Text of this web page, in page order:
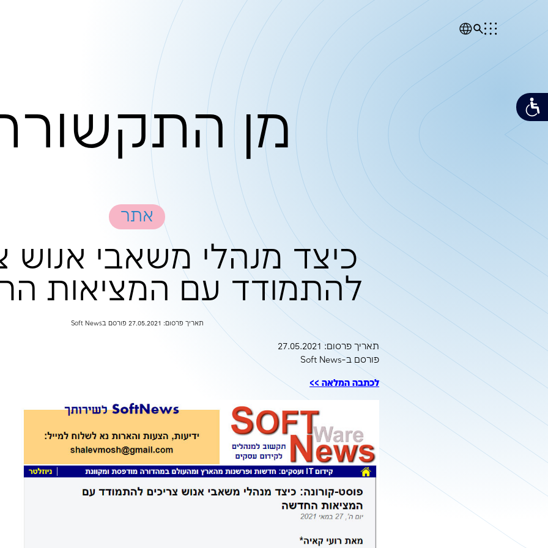
מן התקשורת
אתר
כיצד מנהלי משאבי אנוש
להתמודד עם המציאות
תאריך פרסום: 27.05.2021
פורסם ב-Soft News
לכתבה המלאה >>